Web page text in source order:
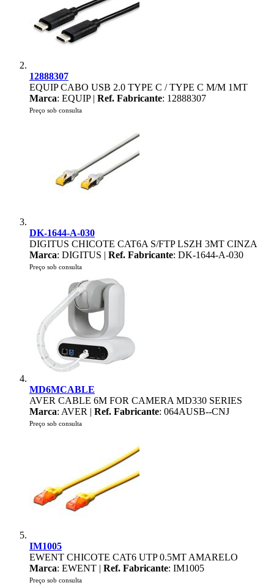
12888307
EQUIP CABO USB 2.0 TYPE C / TYPE C M/M 1MT
Marca: EQUIP | Ref. Fabricante: 12888307
Preço sob consulta
DK-1644-A-030
DIGITUS CHICOTE CAT6A S/FTP LSZH 3MT CINZA
Marca: DIGITUS | Ref. Fabricante: DK-1644-A-030
Preço sob consulta
MD6MCABLE
AVER CABLE 6M FOR CAMERA MD330 SERIES
Marca: AVER | Ref. Fabricante: 064AUSB--CNJ
Preço sob consulta
IM1005
EWENT CHICOTE CAT6 UTP 0.5MT AMARELO
Marca: EWENT | Ref. Fabricante: IM1005
Preço sob consulta